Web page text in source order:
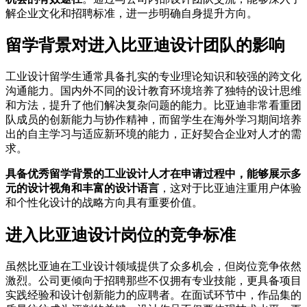
解企业文化和招聘标准，进一步明确自身提升方向。
留学背景对进入比亚迪设计团队的影响
工业设计留学生通常具备扎实的专业理论知识和较强的跨文化
沟通能力。国内外不同的设计教育环境培养了独特的设计思维
和方法，提升了他们解决复杂问题的能力。比亚迪非常看重团
队成员的创新能力与协作精神，而留学生在海外学习期间培养
出的自主学习与适应新环境的能力，正好契合企业对人才的需
求。
具备优秀留学背景的工业设计人才在申请过程中，能够展示多
元的设计视角和丰富的设计语言 ，这对于比亚迪注重用户体验
和个性化设计的战略方向具有重要价值。
进入比亚迪设计岗位的竞争标准
虽然比亚迪在工业设计领域提供了众多机会，但岗位竞争依然
激烈。公司更倾向于招聘那些不仅拥有专业技能，更具备项目
实践经验和设计创新能力的应聘者。在面试环节中，作品集的